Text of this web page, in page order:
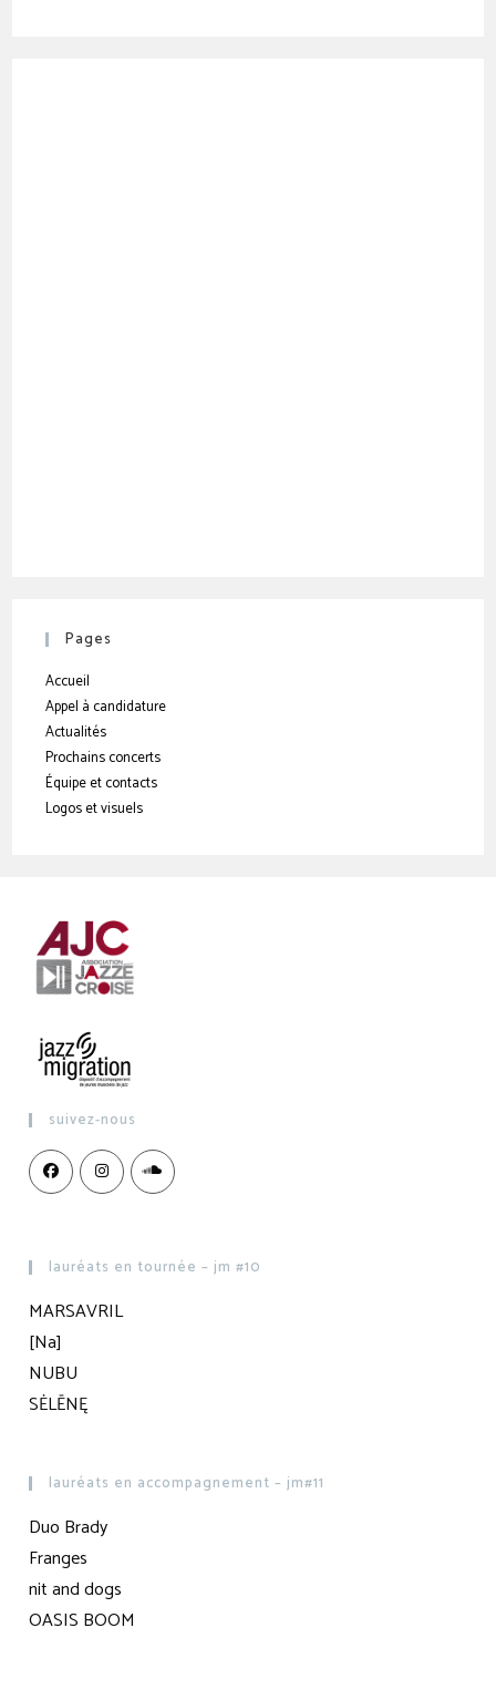
Pages
Accueil
Appel à candidature
Actualités
Prochains concerts
Équipe et contacts
Logos et visuels
suivez-nous
lauréats en tournée – jm #10
MARSAVRIL
[Na]
NUBU
SĖLĒNĘ
lauréats en accompagnement – jm#11
Duo Brady
Franges
nit and dogs
OASIS BOOM